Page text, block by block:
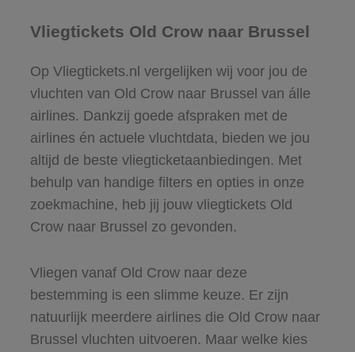
Vliegtickets Old Crow naar Brussel
Op Vliegtickets.nl vergelijken wij voor jou de
vluchten van Old Crow naar Brussel van álle
airlines. Dankzij goede afspraken met de
airlines én actuele vluchtdata, bieden we jou
altijd de beste vliegticketaanbiedingen. Met
behulp van handige filters en opties in onze
zoekmachine, heb jij jouw vliegtickets Old
Crow naar Brussel zo gevonden.
Vliegen vanaf Old Crow naar deze
bestemming is een slimme keuze. Er zijn
natuurlijk meerdere airlines die Old Crow naar
Brussel vluchten uitvoeren. Maar welke kies